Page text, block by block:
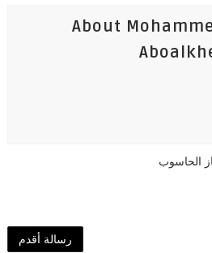
About
الحاسوب
رسالة أقدم